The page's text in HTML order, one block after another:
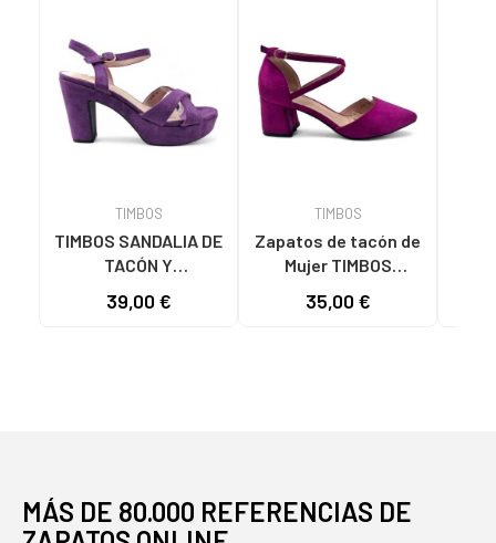
TIMBOS
TIMBOS SANDALIA DE
TACÓN Y
MODELO 131423
39,00 €
TIMBOS
Zapatos de tacón de
Mujer TIMBOS
VESTIR MUJER
35,00 €
MÁS DE 80.000 REFERENCIAS DE